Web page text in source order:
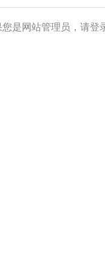
您是网站管理员，请登